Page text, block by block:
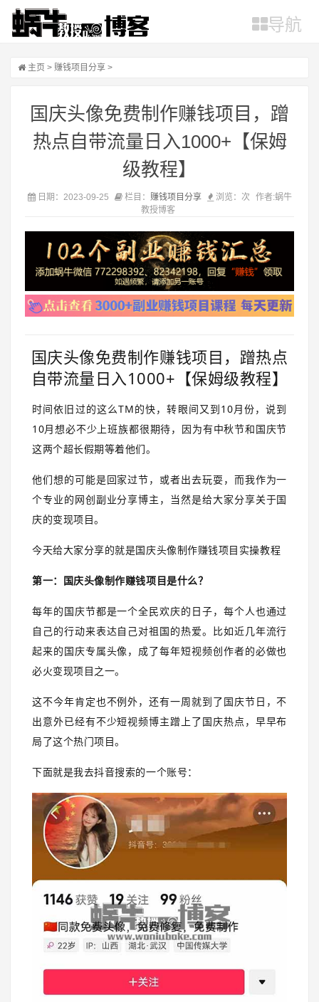
导航
主页 > 赚钱项目分享 >
国庆头像免费制作赚钱项目，蹭
热点自带流量日入1000+【保姆
级教程】
日期：2023-09-25 栏目： 赚钱项目分享 浏览： 次
作者:蜗牛
教授博客
国庆头像免费制作赚钱项目，蹭热点
自带流量日入1000+【保姆级教程】
时间依旧过的这么TM的快，转眼间又到10月份，说到
10月想必不少上班族都很期待，因为有中秋节和国庆节
这两个超长假期等着他们。
他们想的可能是回家过节，或者出去玩耍，而我作为一
个专业的网创副业分享博主，当然是给大家分享关于国
庆的变现项目。
今天给大家分享的就是国庆头像制作赚钱项目实操教程
第一：国庆头像制作赚钱项目是什么？
每年的国庆节都是一个全民欢庆的日子，每个人也通过
自己的行动来表达自己对祖国的热爱。比如近几年流行
起来的国庆专属头像，成了每年短视频创作者的必做也
必火变现项目之一。
这不今年肯定也不例外，还有一周就到了国庆节日，不
出意外已经有不少短视频博主蹭上了国庆热点，早早布
局了这个热门项目。
下面就是我去抖音搜索的一个账号：